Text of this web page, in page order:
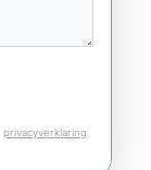
privacyverklaring